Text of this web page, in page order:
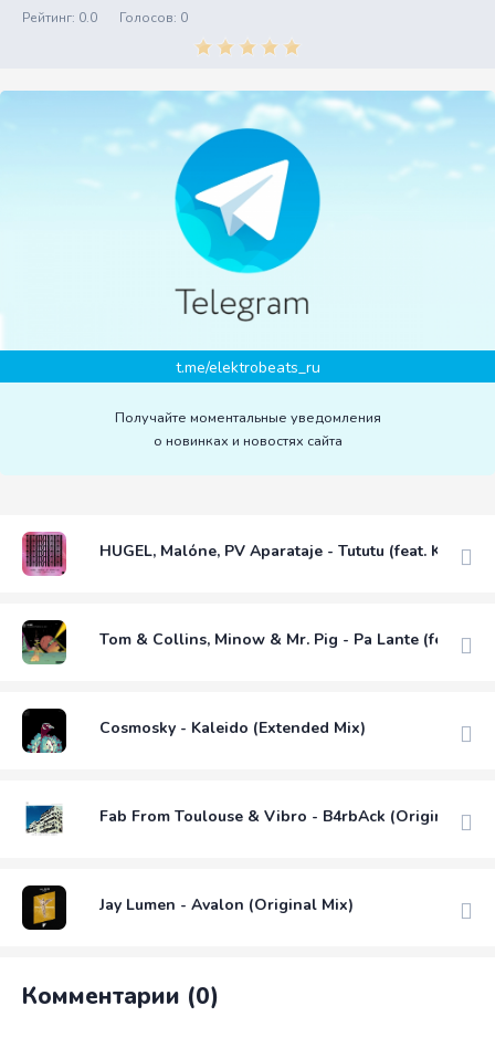
Рейтинг: 0.0 Голосов: 0
t.me/elektrobeats_ru
Получайте моментальные уведомления
о новинках и новостях сайта
HUGEL, Malóne, PV Aparataje - Tututu (feat. KD
Tom & Collins, Minow & Mr. Pig - Pa Lante (feat
Cosmosky - Kaleido (Extended Mix)
Fab From Toulouse & Vibro - B4rbAck (Original Mix)
Jay Lumen - Avalon (Original Mix)
Комментарии (0)